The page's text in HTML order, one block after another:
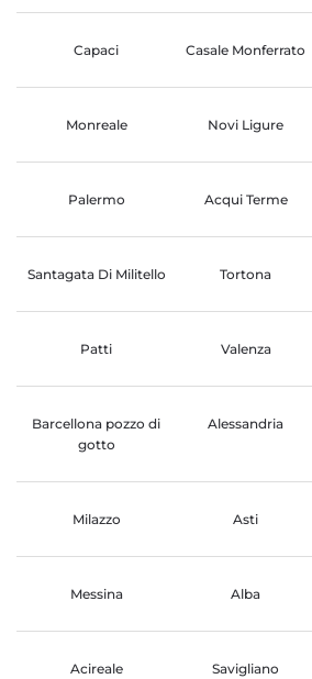
Capaci Casale Monferrato
Monreale Novi Ligure
Palermo Acqui Terme
Santagata Di Militello Tortona
Patti Valenza
Barcellona pozzo di
gotto
Alessandria
Milazzo Asti
Messina Alba
Acireale Savigliano